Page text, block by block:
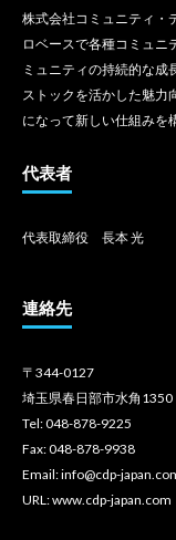
株式会社コミュニティ・
ロベースで各種コミュニ
ミュニティの持続的な成
ストックを活かした魅力
になって新しい仕組みを
代表者
代表取締役 長本 光
連絡先
〒344-0127
埼玉県春日部市水角1350
Tel: 048-878-9225
Fax: 048-878-9938
Email: info@cdp-
URL: www.cdp-japan.com